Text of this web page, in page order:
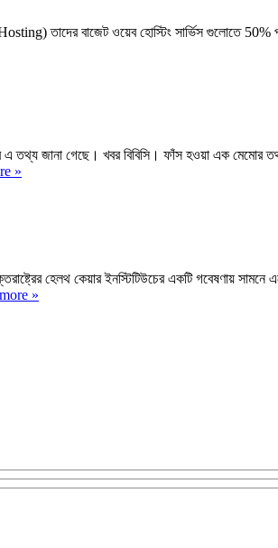
তাদের বাজেট ওয়েব হোস্টিং সার্ভিস গুলোতে
এ তথ্য জানা গেছে। খবর বিবিসি। ফাঁস হওয়া এক মেমোর
»
হেলথ কেয়ার ইনস্টিটিউচের একটি গবেষণায়
»